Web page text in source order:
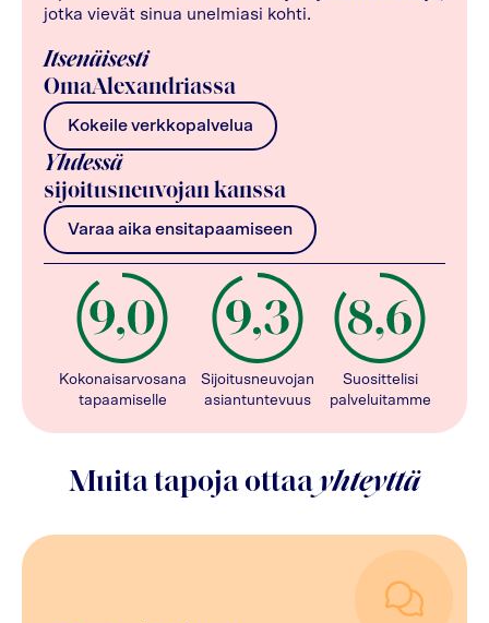
jotka vievät sinua unelmiasi kohti.
Itsenäisesti
OmaAlexandriassa
Kokeile verkkopalvelua
Yhdessä
sijoitusneuvojan kanssa
Varaa aika ensitapaamiseen
Kokonaisarvosana
tapaamiselle
Sijoitusneuvojan
asiantuntevuus
Suosittelisi
palveluitamme
Muita tapoja ottaayhteyttä